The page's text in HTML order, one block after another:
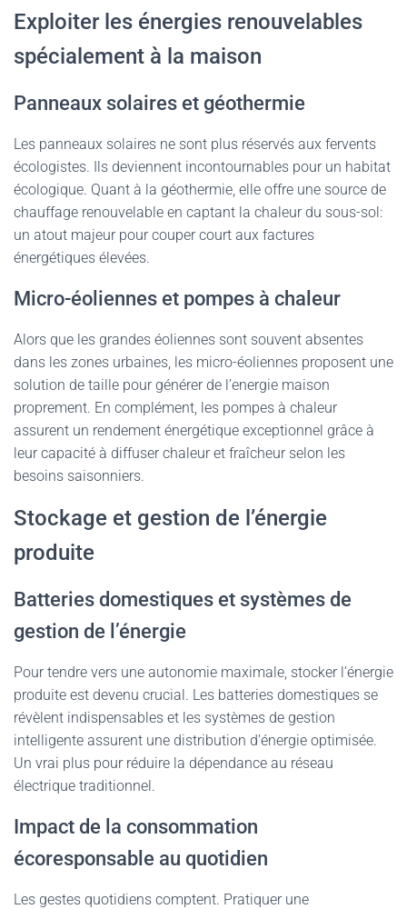
Exploiter les énergies renouvelables
spécialement à la maison
Panneaux solaires et géothermie
Les panneaux solaires ne sont plus réservés aux fervents
écologistes. Ils deviennent incontournables pour un habitat
écologique. Quant à la géothermie, elle offre une source de
chauffage renouvelable en captant la chaleur du sous-sol:
un atout majeur pour couper court aux factures
énergétiques élevées.
Micro-éoliennes et pompes à chaleur
Alors que les grandes éoliennes sont souvent absentes
dans les zones urbaines, les micro-éoliennes proposent une
solution de taille pour générer de l’energie maison
proprement. En complément, les pompes à chaleur
assurent un rendement énergétique exceptionnel grâce à
leur capacité à diffuser chaleur et fraîcheur selon les
besoins saisonniers.
Stockage et gestion de l’énergie
produite
Batteries domestiques et systèmes de
gestion de l’énergie
Pour tendre vers une autonomie maximale, stocker l’énergie
produite est devenu crucial. Les batteries domestiques se
révèlent indispensables et les systèmes de gestion
intelligente assurent une distribution d’énergie optimisée.
Un vrai plus pour réduire la dépendance au réseau
électrique traditionnel.
Impact de la consommation
écoresponsable au quotidien
Les gestes quotidiens comptent. Pratiquer une